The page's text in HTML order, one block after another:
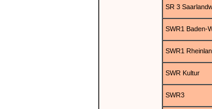
SR 3
SWR1 Baden-
SWR1
SWR Kultur
SWR3